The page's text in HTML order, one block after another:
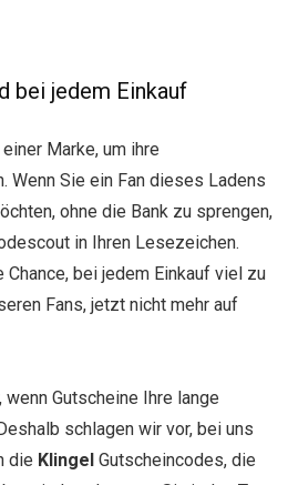
bei jedem Einkauf
Marke, um ihre
Wenn Sie ein Fan dieses Ladens
ohne die Bank zu sprengen,
in Ihren Lesezeichen.
bei jedem Einkauf viel zu
Fans, jetzt nicht mehr auf
Gutscheine Ihre lange
schlagen wir vor, bei uns
die Klingel Gutscheincodes, die